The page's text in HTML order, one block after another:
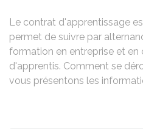
Le contrat d'apprentissage
permet de suivre par
formation en entreprise et
d'apprentis. Comment se
vous présentons les